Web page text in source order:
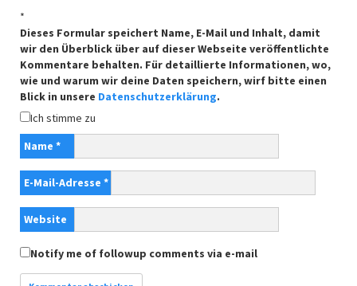
*
Dieses Formular speichert Name, E-Mail und Inhalt, damit
wir den Überblick über auf dieser Webseite veröffentlichte
Kommentare behalten. Für detaillierte Informationen, wo,
wie und warum wir deine Daten speichern, wirf bitte einen
Blick in unsere Datenschutzerklärung.
Ich stimme zu
Name *
E-Mail-Adresse *
Website
Notify me of followup comments via e-mail